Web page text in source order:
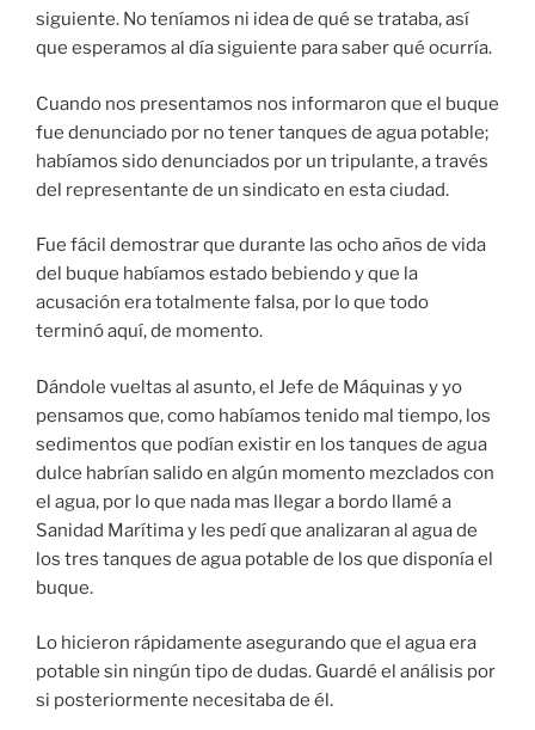
siguiente. No teníamos ni idea de qué se trataba, así
que esperamos al día siguiente para saber qué ocurría.
Cuando nos presentamos nos informaron que el buque
fue denunciado por no tener tanques de agua potable;
habíamos sido denunciados por un tripulante, a través
del representante de un sindicato en esta ciudad.
Fue fácil demostrar que durante las ocho años de vida
del buque habíamos estado bebiendo y que la
acusación era totalmente falsa, por lo que todo
terminó aquí, de momento.
Dándole vueltas al asunto, el Jefe de Máquinas y yo
pensamos que, como habíamos tenido mal tiempo, los
sedimentos que podían existir en los tanques de agua
dulce habrían salido en algún momento mezclados con
el agua, por lo que nada mas llegar a bordo llamé a
Sanidad Marítima y les pedí que analizaran al agua de
los tres tanques de agua potable de los que disponía el
buque.
Lo hicieron rápidamente asegurando que el agua era
potable sin ningún tipo de dudas. Guardé el análisis por
si posteriormente necesitaba de él.